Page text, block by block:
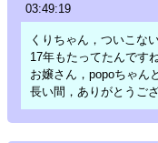
03:49:19
くりちゃん，ついこな
17年もたってたんです
お嬢さん，popoちゃん
長い間，ありがとうご